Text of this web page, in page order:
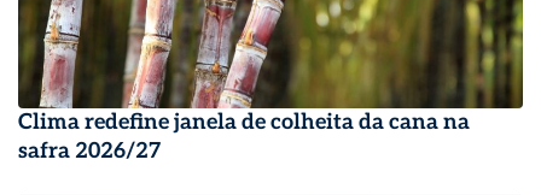
Clima redefine janela de colheita da cana na
safra 2026/27